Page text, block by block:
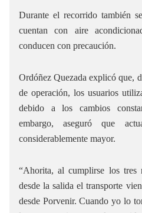
Durante el recorrido también
cuentan con aire
conducen con precaución.
Ordóñez Quezada explicó que,
de operación, los usuarios
debido a los cambios
embargo, aseguró que
considerablemente mayor.
“Ahorita, al cumplirse los tres
desde la salida el transporte
desde Porvenir. Cuando yo lo